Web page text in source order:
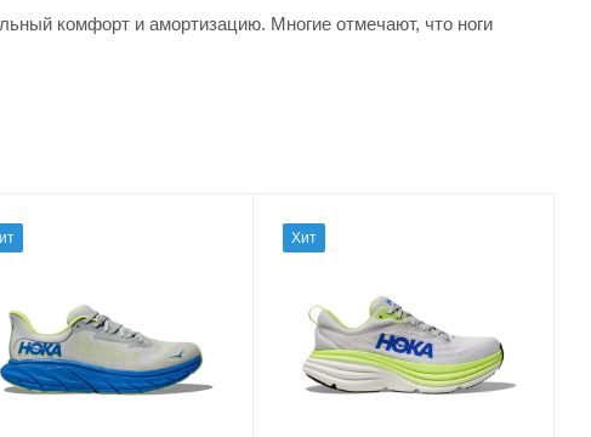
комфорт и амортизацию. Многие отмечают, что ноги
Хит